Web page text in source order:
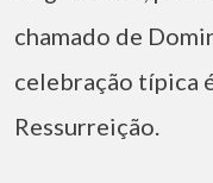
chamado de
celebração típica
Ressurreição.